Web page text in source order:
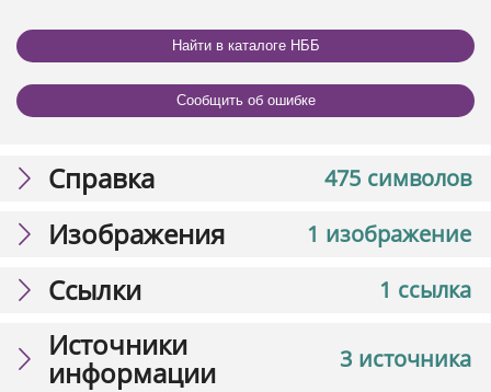
Найти в каталоге НББ
Сообщить об ошибке
475 символов
Справка
1 изображение
Изображения
1 ссылка
Ссылки
3 источника
Источники
информации